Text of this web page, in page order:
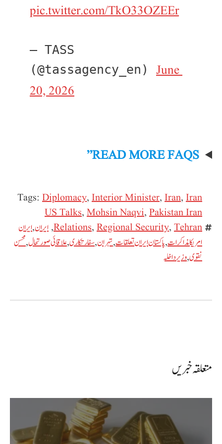
pic.twitter.com/TkO33OZEEr
— TASS
(@tassagency_en) June
20, 2026
READ MORE FAQS”
Tags: Diplomacy, Interior Minister, Iran, Iran
US Talks, Mohsin Naqvi, Pakistan Iran
Relations, Regional Security, Tehran
, ایران,ایران
امریکا مذاکرات,پاکستان ایران تعلقات,تہران,سفارتکاری,علاقائی صورتحال,محسن
نقوی,وزیر داخلہ
متعلقہ خبریں